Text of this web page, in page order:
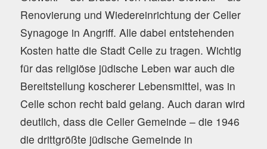
Renovierung und Wiedereinrichtung der Celler
Synagoge in Angriff. Alle dabei entstehenden
Kosten hatte die Stadt Celle zu tragen. Wichtig
für das religiöse jüdische Leben war auch die
Bereitstellung koscherer Lebensmittel, was in
Celle schon recht bald gelang. Auch daran wird
deutlich, dass die Celler Gemeinde – die 1946
die drittgrößte jüdische Gemeinde in